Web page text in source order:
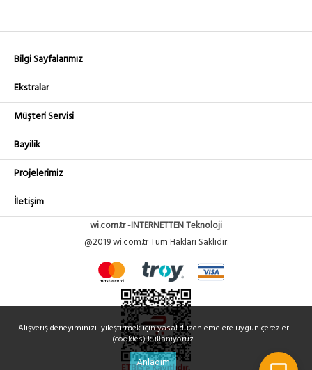
Bilgi Sayfalarımız
Ekstralar
Müşteri Servisi
Bayilik
Projelerimiz
İletişim
wi.com.tr -INTERNETTEN Teknoloji
@2019 wi.com.tr Tüm Hakları Saklıdır.
Alışveriş deneyiminizi iyileştirmek için yasal düzenlemelere uygun çerezler
(cookies) kullanıyoruz.
Anladım